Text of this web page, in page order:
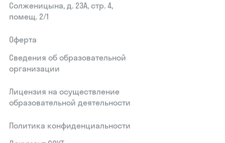
Солженицына, д. 23А, стр. 4,
помещ. 2/1
Оферта
Сведения об образовательной
организации
Лицензия на осуществление
образовательной деятельности
Политика конфиденциальности